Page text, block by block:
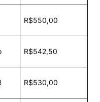
R$550,00
R$542,50
R$530,00